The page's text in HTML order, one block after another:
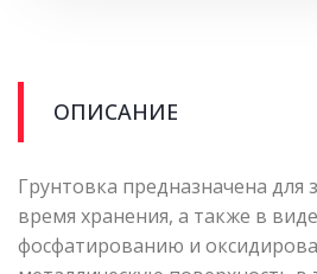
ОПИСАНИЕ
Грунтовка предназначена
время хранения, а также в
фосфатированию и